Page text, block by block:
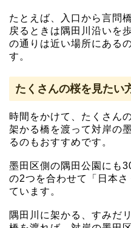
たとえば、入口から言問
戻るときは隅田川沿いを
の通りは近い場所にある
す。
たくさんの桜を見たい
時間をかけて、たくさん
架かる橋を渡って対岸の
るのもおすすめです。
墨田区側の隅田公園にも
の2つを合わせて「日本
ています。
隅田川に架かる、すみだ